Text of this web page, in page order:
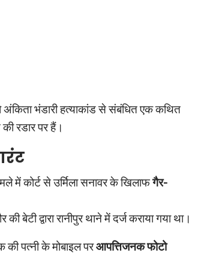
भंडारी हत्याकांड से संबंधित एक कथित
रडार पर हैं।
में कोर्ट से उर्मिला सनावर के खिलाफगैर-
बेटी द्वारा रानीपुर थाने में दर्ज कराया गया था।
की पत्नी के मोबाइल परआपत्तिजनक फोटो